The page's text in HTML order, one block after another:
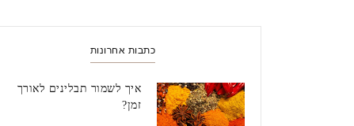
כתבות אחרונות
איך לשמור תבלינים לאורך
זמן?